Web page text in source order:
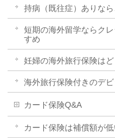
持病（既往症）ありな
短期の海外留学ならク
すめ
妊婦の海外旅行保険は
海外旅行保険付きのデ
カード保険Q&A
カード保険は補償額が